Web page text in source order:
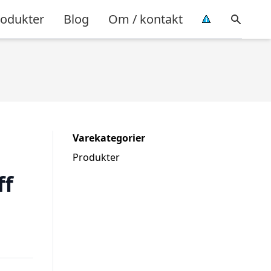
Blog Om / kontakt
Varekategorier
Produkter